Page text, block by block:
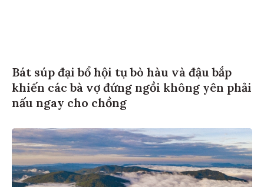
Bát súp đại bổ hội tụ bò hàu và đậu bắp
khiến các bà vợ đứng ngồi không yên phải
nấu ngay cho chồng